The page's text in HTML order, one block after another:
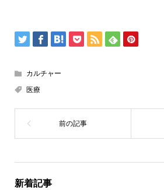
カルチャー
医療
新着記事